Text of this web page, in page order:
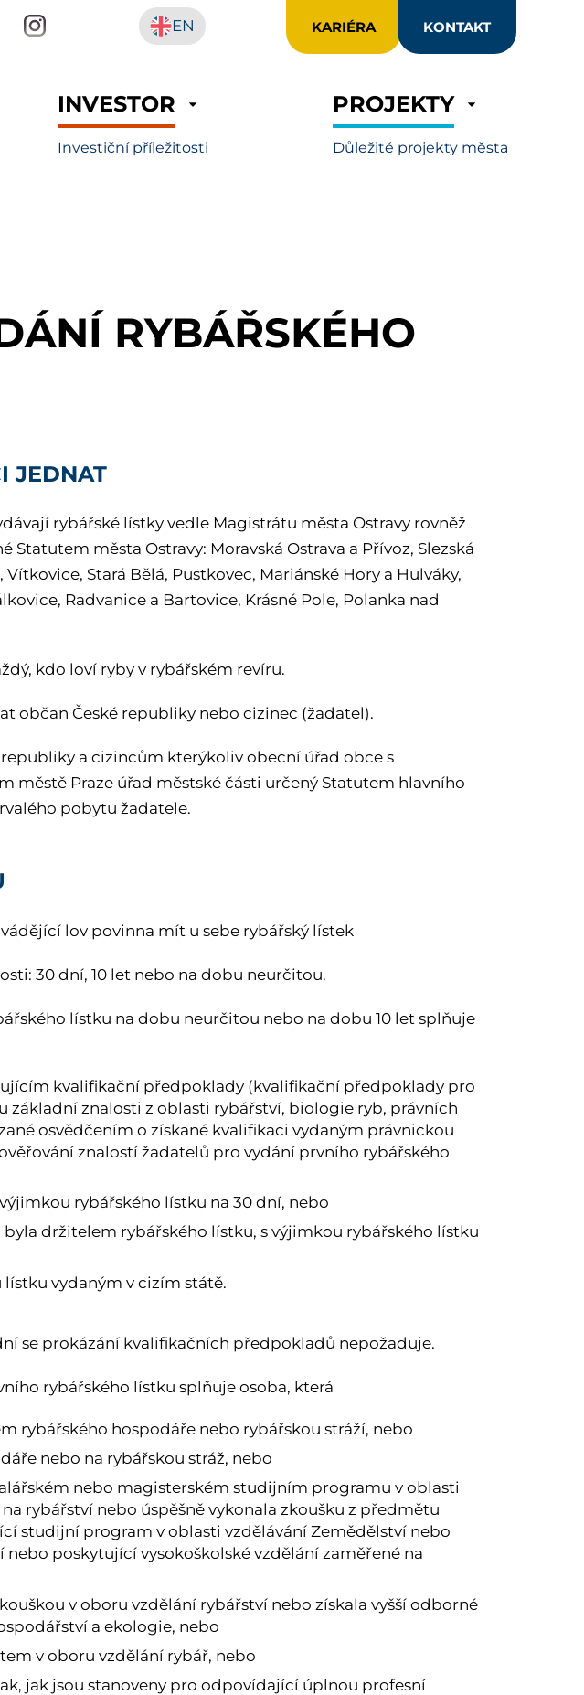
KARIÉRA KONTAKT
EN
INVESTOR
Investiční příležitosti
PROJEKTY
Důležité projekty města
RYBÁŘSKÉHO
JEDNAT
rybářské lístky vedle Magistrátu města Ostravy rovněž
města Ostravy: Moravská Ostrava a Přívoz, Slezská
Stará Bělá, Pustkovec, Mariánské Hory a Hulváky,
Radvanice a Bartovice, Krásné Pole, Polanka nad
kdo loví ryby v rybářském revíru.
občan České republiky nebo cizinec (žadatel).
a cizincům kterýkoliv obecní úřad obce s
městě Praze úřad městské části určený Statutem hlavního
pobytu žadatele.
lov povinna mít u sebe rybářský lístek
30 dní, 10 let nebo na dobu neurčitou.
lístku na dobu neurčitou nebo na dobu 10 let splňuje
kvalifikační předpoklady (kvalifikační předpoklady pro
základní znalosti z oblasti rybářství, biologie ryb, právních
osvědčením o získané kvalifikaci vydaným právnickou
znalostí žadatelů pro vydání prvního rybářského
rybářského lístku na 30 dní, nebo
držitelem rybářského lístku, s výjimkou rybářského lístku
vydaným v cizím státě.
se prokázání kvalifikačních předpokladů nepožaduje.
rybářského lístku splňuje osoba, která
rybářského hospodáře nebo rybářskou stráží, nebo
nebo na rybářskou stráž, nebo
nebo magisterském studijním programu v oblasti
rybářství nebo úspěšně vykonala zkoušku z předmětu
studijní program v oblasti vzdělávání Zemědělství nebo
poskytující vysokoškolské vzdělání zaměřené na
v oboru vzdělání rybářství nebo získala vyšší odborné
a ekologie, nebo
v oboru vzdělání rybář, nebo
jak jsou stanoveny pro odpovídající úplnou profesní